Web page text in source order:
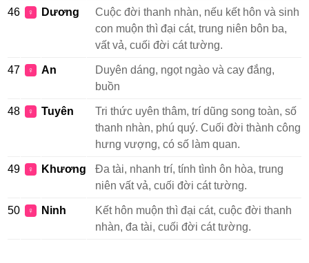
46 ♀ Dương
Cuộc đời thanh nhàn, nếu kết hôn và sinh
con muộn thì đại cát, trung niên bôn ba,
vất vả, cuối đời cát tường.
47 ♀ An
Duyên dáng, ngọt ngào và cay đắng,
buồn
48 ♀ Tuyên
Tri thức uyên thâm, trí dũng song toàn, số
thanh nhàn, phú quý. Cuối đời thành công
hưng vượng, có số làm quan.
49 ♀ Khương
Đa tài, nhanh trí, tính tình ôn hòa, trung
niên vất vả, cuối đời cát tường.
50 ♀ Ninh
Kết hôn muộn thì đại cát, cuộc đời thanh
nhàn, đa tài, cuối đời cát tường.